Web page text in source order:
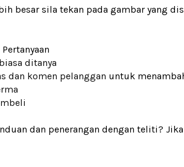
besar sila tekan pada gambar yang
ditanya
dan komen pelanggan untuk
dan penerangan dengan teliti?